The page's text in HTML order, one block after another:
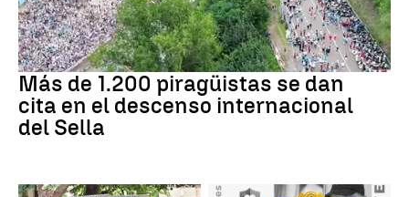
Asturias
Más de 1.200 piragüistas se dan
cita en el descenso internacional
del Sella